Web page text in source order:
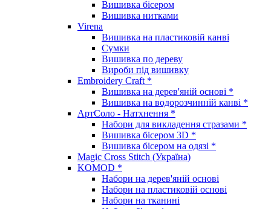
Вишивка бісером
Вишивка нитками
Virena
Вишивка на пластиковій канві
Сумки
Вишивка по дереву
Вироби під вишивку
Embroidery Craft *
Вишивка на дерев'яній основі *
Вишивка на водорозчинній канві *
АртСоло - Натхнення *
Набори для викладення стразами *
Вишивка бісером 3D *
Вишивка бісером на одязі *
Magic Cross Stitch (Україна)
KOMOD *
Набори на дерев'яній основі
Набори на пластиковій основі
Набори на тканині